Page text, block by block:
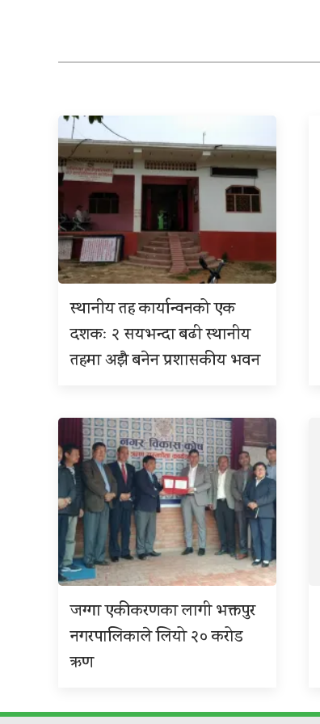
स्थानीय तह कार्यान्वनको एक
दशकः २ सयभन्दा बढी स्थानीय
तहमा अझै बनेन प्रशासकीय भवन
जग्गा एकीकरणका लागी भक्तपुर
नगरपालिकाले लियो २० करोड
ऋण